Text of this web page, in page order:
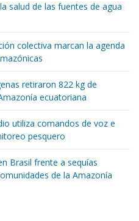
salud de las fuentes de agua
colectiva marcan la agenda
retiraron 822 kg de
ecuatoriana
utiliza comandos de voz e
pesquero
Brasil frente a sequías
de la Amazonía